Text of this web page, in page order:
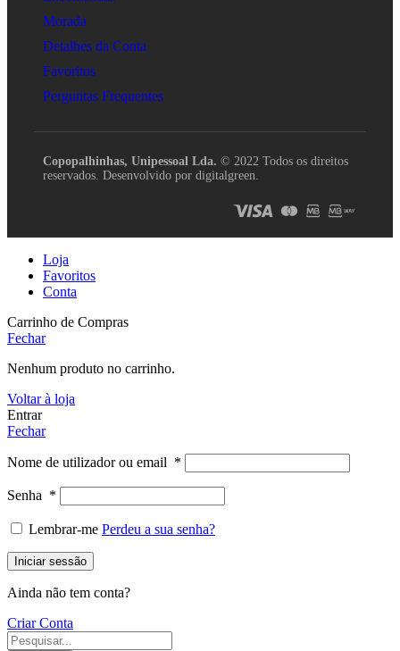
Morada
Detalhes da Conta
Favoritos
Perguntas Frequentes
Copopalhinhas, Unipessoal Lda. © 2022 Todos os direitos
reservados. Desenvolvido por digitalgreen.
Loja
Favoritos
Conta
Carrinho de Compras
Fechar
Nenhum produto no carrinho.
Voltar à loja
Entrar
Fechar
Nome de utilizador ou email *
Senha *
Lembrar-me Perdeu a sua senha?
Iniciar sessão
Ainda não tem conta?
Criar Conta